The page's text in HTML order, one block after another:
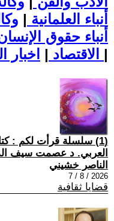
أنباء العلمانية |
أنباء حقوق
الاقتصاد | |
(1) سلسلة قرأت لكم :
العربي. د عصمت سيف
الناصر خشيني
2026 / 8 / 7
قضايا ثقافية